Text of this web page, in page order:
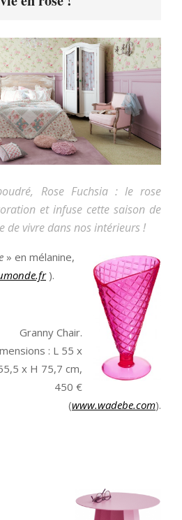
Rose Fuchsia : le rose
et infuse cette saison de
de vivre dans nos intérieurs !
» en mélanine,
).
Granny Chair.
: L 55 x
x H 75,7 cm,
450 €
(www.wadebe.com).